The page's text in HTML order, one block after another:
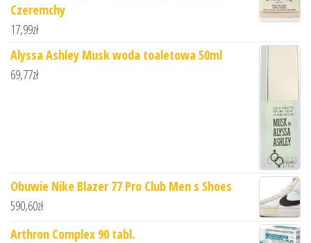
Czeremchy
17,99zł
Alyssa Ashley Musk woda toaletowa 50ml
69,77zł
Obuwie Nike Blazer 77 Pro Club Men s Shoes
590,60zł
Arthron Complex 90 tabl.